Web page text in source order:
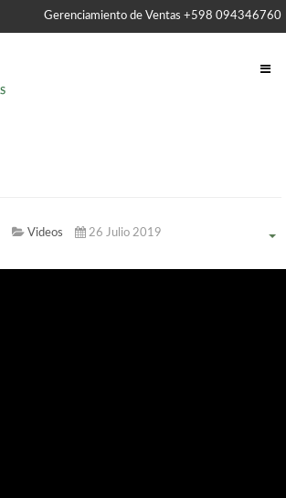
Gerenciamiento de Ventas +598 094346760
Videos
26 Julio 2019